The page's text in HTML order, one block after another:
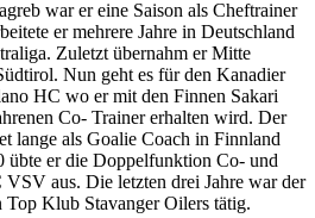
war er eine Saison als Cheftrainer
er mehrere Jahre in Deutschland
Zuletzt übernahm er Mitte
Nun geht es für den Kanadier
HC wo er mit den Finnen Sakari
Co- Trainer erhalten wird. Der
lange als Goalie Coach in Finnland
er die Doppelfunktion Co- und
aus. Die letzten drei Jahre war der
Klub Stavanger Oilers tätig.